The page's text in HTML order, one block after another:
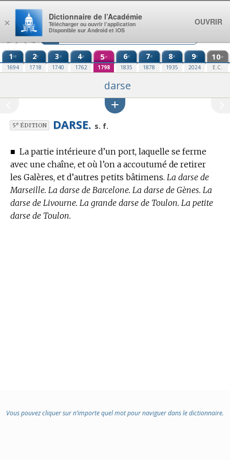
Aller au contenu
1re
1694
2e
1718
3e
1740
4e
1762
5e
1798
6e
1835
7e
1878
8e
1935
9e
2024
10e
E.C.
darse
5eÉDITION DARSE. s. f.
■ La partie intérieure d’un port, laquelle se ferme
avec une chaîne, et où l’on a accoutumé de retirer
les Galères, et d’autres petits bâtimens. La darse de
Marseille. La darse de Barcelone. La darse de Gènes. La
darse de Livourne. La grande darse de Toulon. La petite
darse de Toulon.
Vous pouvez cliquer sur n’importe quel mot pour naviguer dans le dictionnaire.
×
Dictionnaire de l’Académie
Télécharger ou ouvrir l’application
Disponible sur Android et iOS
OUVRIR